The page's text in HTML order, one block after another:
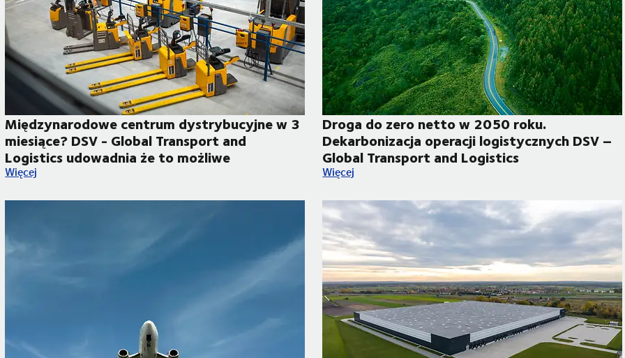
Międzynarodowe centrum dystrybucyjne w 3
miesiące? DSV - Global Transport and
Logistics udowadnia że to możliwe
Międzynarodowe centrum dystrybucyjne w 3 miesiące? DSV - Global Transport and Logistics udowadnia że to możliwe
Więcej
Droga do zero netto w 2050 roku.
Dekarbonizacja operacji logistycznych DSV –
Global Transport and Logistics
Droga do zero netto w 2050 roku. Dekarbonizacja operacji
Więcej